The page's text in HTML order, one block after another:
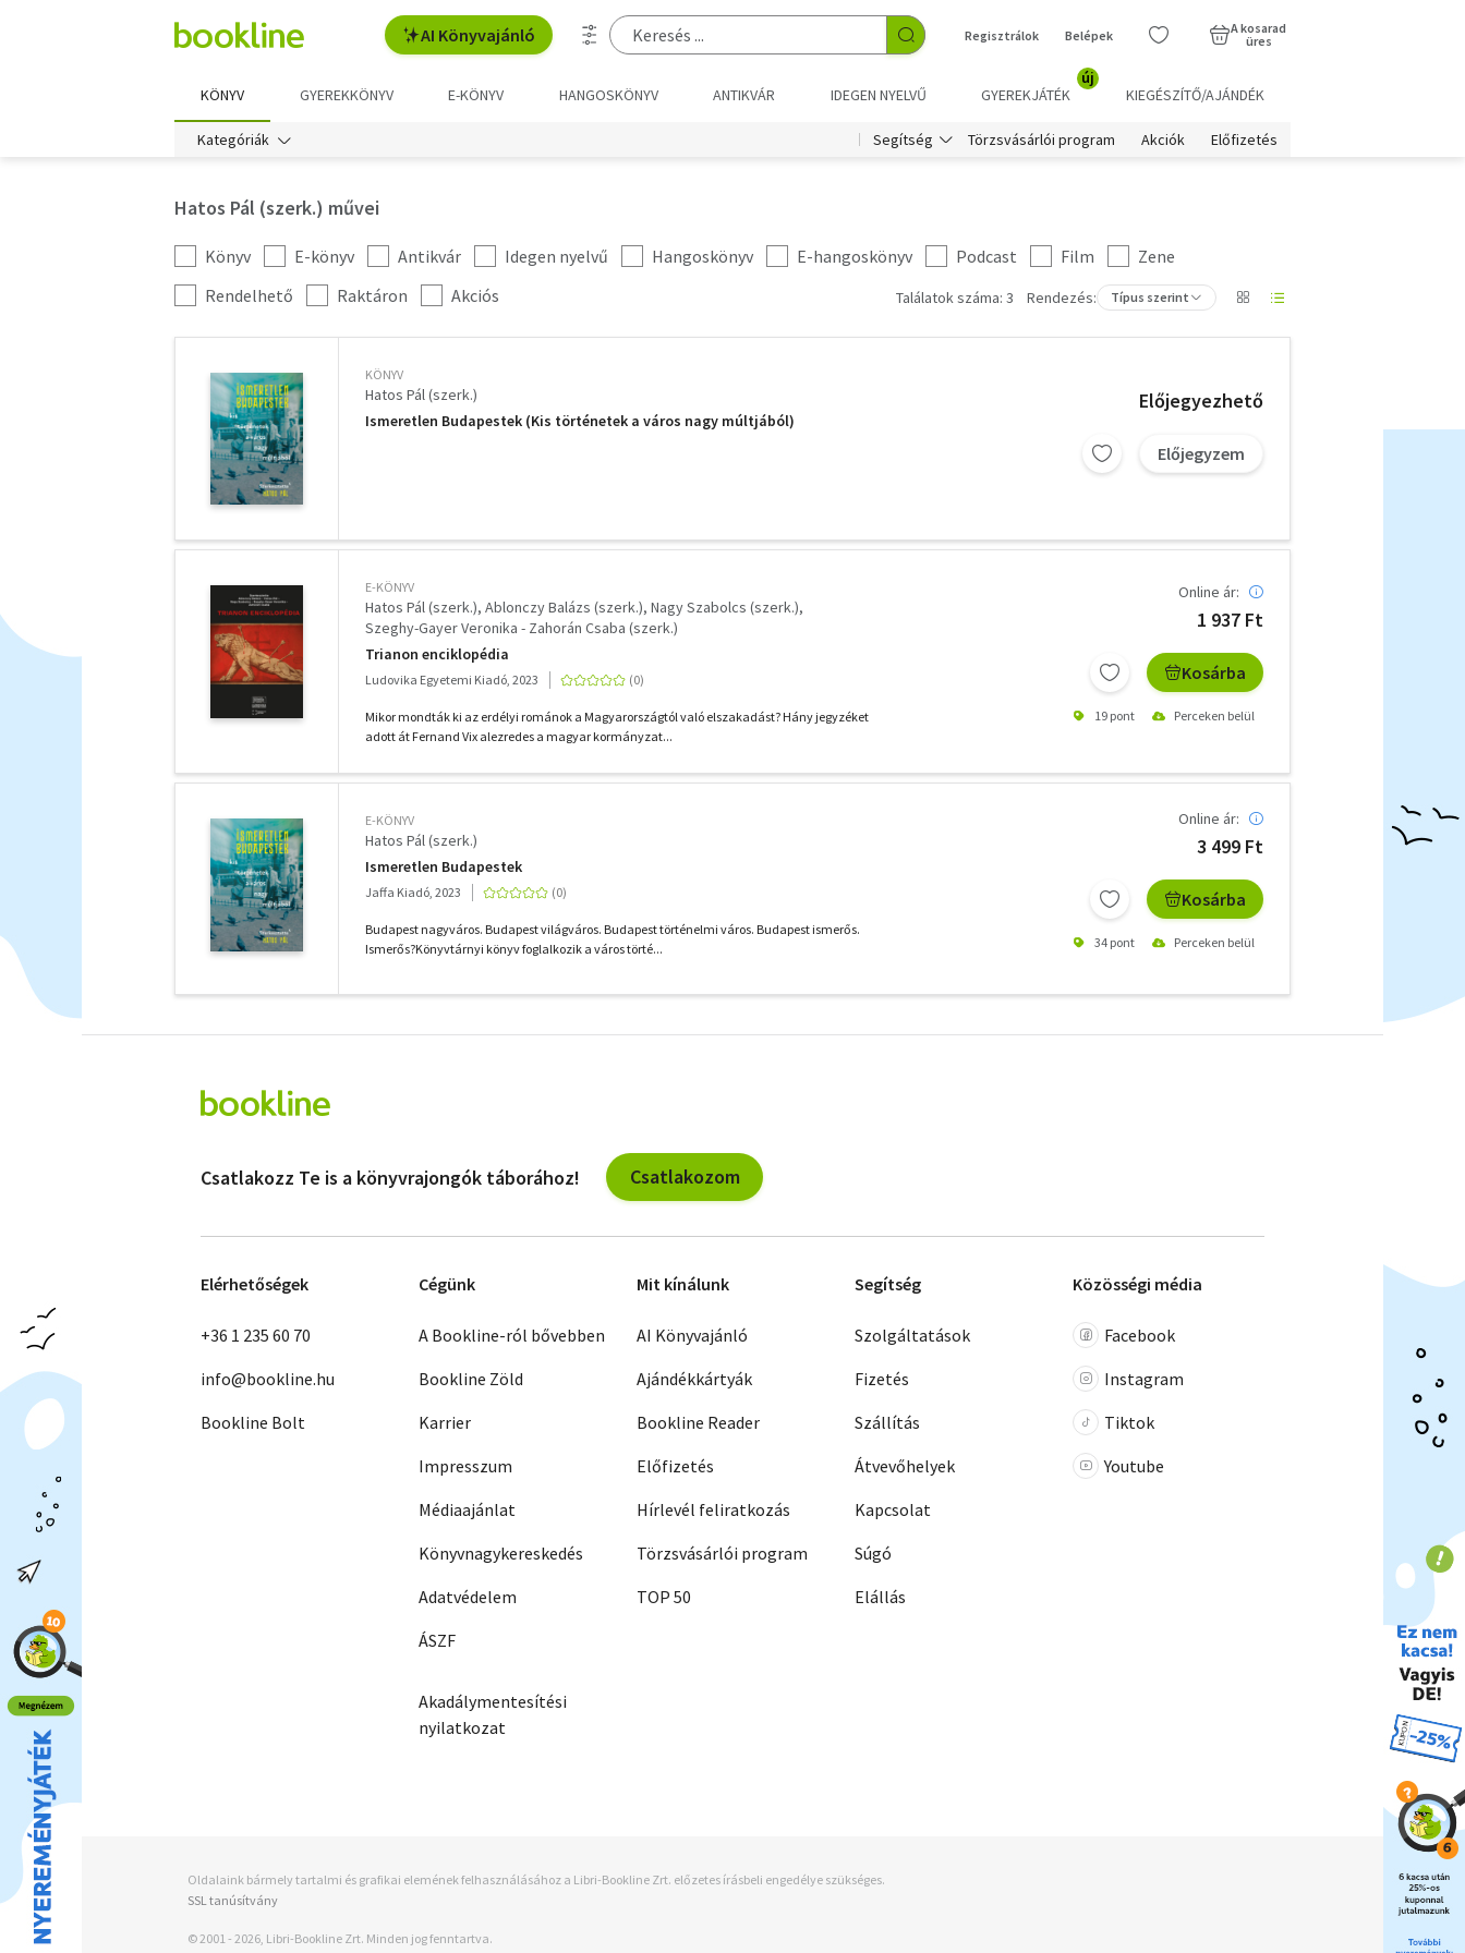
AI Könyvajánló Regisztrálok Belépek
A kosarad
üres
KÖNYV GYEREKKÖNYV E-KÖNYV HANGOSKÖNYV ANTIKVÁR IDEGEN NYELVŰ GYEREKJÁTÉK
új
KIEGÉSZÍTŐ/AJÁNDÉK
Kategóriák Segítség Törzsvásárlói program Akciók Előfizetés
Hatos Pál (szerk.) művei
Kategória
szűrés
Könyv E-könyv Antikvár Idegen nyelvű Hangoskönyv E-hangoskönyv Podcast Film
Zene
További
szűrők
Rendelhető Raktáron Akciós Találatok száma: 3 Rendezés: Típus szerint
KÖNYV
Hatos Pál (szerk.)
Ismeretlen Budapestek (Kis történetek a város nagy múltjából)
Előjegyezhető
Előjegyzem
E-KÖNYV
Hatos Pál (szerk.) Ablonczy Balázs (szerk.) Nagy Szabolcs (szerk.)
Szeghy-Gayer Veronika - Zahorán Csaba (szerk.)
Trianon enciklopédia
Ludovika Egyetemi Kiadó, 2023
Mikor mondták ki az erdélyi románok a Magyarországtól való elszakadást? Hány jegyzéket
adott át Fernand Vix alezredes a magyar kormányzat...
Online ár:
1 937 Ft
Kosárba
19 pont Perceken belül
E-KÖNYV
Hatos Pál (szerk.)
Ismeretlen Budapestek
Jaffa Kiadó, 2023
Budapest nagyváros. Budapest világváros. Budapest történelmi város. Budapest ismerős.
Ismerős?Könyvtárnyi könyv foglalkozik a város törté...
Online ár:
3 499 Ft
Kosárba
34 pont Perceken belül
szűrők
Csatlakozz Te is a könyvrajongók táborához! Csatlakozom
Elérhetőségek
+36 1 235 60 70
info@bookline.hu
Bookline Bolt
Cégünk
A Bookline-ról bővebben
Bookline Zöld
Karrier
Impresszum
Médiaajánlat
Könyvnagykereskedés
Adatvédelem
ÁSZF
Akadálymentesítési
nyilatkozat
Mit kínálunk
AI Könyvajánló
Ajándékkártyák
Bookline Reader
Előfizetés
Hírlevél feliratkozás
Törzsvásárlói program
TOP 50
Segítség
Szolgáltatások
Fizetés
Szállítás
Átvevőhelyek
Kapcsolat
Súgó
Elállás
Közösségi média
Facebook
Instagram
Tiktok
Youtube
Oldalaink bármely tartalmi és grafikai elemének felhasználásához a Libri-Bookline Zrt. előzetes írásbeli engedélye szükséges.
SSL tanúsítvány
© 2001 - 2026, Libri-Bookline Zrt. Minden jog fenntartva.